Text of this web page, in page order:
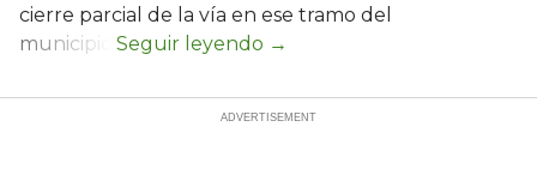
cierre parcial de la vía en ese tramo del
municipio.